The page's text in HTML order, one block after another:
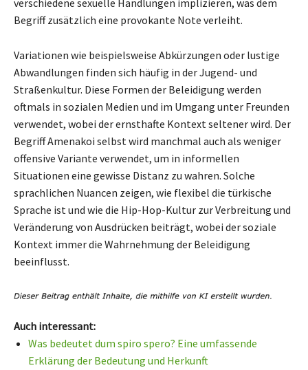
Begriff zusätzlich eine provokante Note verleiht.
Variationen wie beispielsweise Abkürzungen oder lustige
Abwandlungen finden sich häufig in der Jugend- und
Straßenkultur. Diese Formen der Beleidigung werden
oftmals in sozialen Medien und im Umgang unter Freunden
verwendet, wobei der ernsthafte Kontext seltener wird. Der
Begriff Amenakoi selbst wird manchmal auch als weniger
offensive Variante verwendet, um in informellen
Situationen eine gewisse Distanz zu wahren. Solche
sprachlichen Nuancen zeigen, wie flexibel die türkische
Sprache ist und wie die Hip-Hop-Kultur zur Verbreitung und
Veränderung von Ausdrücken beiträgt, wobei der soziale
Kontext immer die Wahrnehmung der Beleidigung
beeinflusst.
Auch interessant:
Was bedeutet dum spiro spero? Eine umfassende
Erklärung der Bedeutung und Herkunft